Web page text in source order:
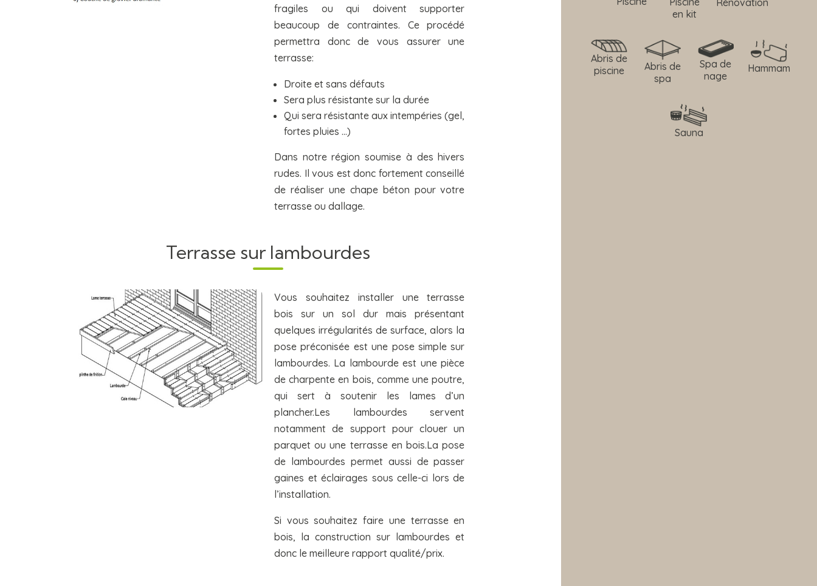
fragiles ou qui doivent supporter
beaucoup de contraintes. Ce procédé
permettra donc de vous assurer une
terrasse:
Droite et sans défauts
Sera plus résistante sur la durée
Qui sera résistante aux intempéries (gel,
fortes pluies …)
Dans notre région soumise à des hivers
rudes. Il vous est donc fortement conseillé
de réaliser une chape béton pour votre
terrasse ou dallage.
Terrasse sur lambourdes
Vous souhaitez installer une terrasse
bois sur un sol dur mais présentant
quelques irrégularités de surface, alors la
pose préconisée est une pose simple sur
lambourdes. La lambourde est une pièce
de charpente en bois, comme une poutre,
qui sert à soutenir les lames d’un
plancher.Les lambourdes servent
notamment de support pour clouer un
parquet ou une terrasse en bois.La pose
de lambourdes permet aussi de passer
gaines et éclairages sous celle-ci lors de
l’installation.
Si vous souhaitez faire une terrasse en
bois, la construction sur lambourdes et
donc le meilleure rapport qualité/prix.
en kit
Rénovation
Abris de
piscine
Abris de
spa
Spa de
nage
Hammam
Sauna